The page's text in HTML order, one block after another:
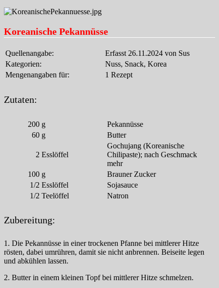
Koreanische Pekannüsse
Quellenangabe:
Erfasst 26.11.2024 von Sus
Kategorien:
Nuss, Snack, Korea
Mengenangaben für:
1 Rezept
Zutaten:
200 g
Pekannüsse
60 g Butter
2 Esslöffel
Gochujang (Koreanische
Chilipaste); nach Geschmack
mehr
100 g
Brauner Zucker
1/2 Esslöffel
Sojasauce
1/2 Teelöffel Natron
Zubereitung:
1. Die Pekannüsse in einer trockenen Pfanne bei mittlerer Hitze
rösten, dabei umrühren, damit sie nicht anbrennen. Beiseite legen
und abkühlen lassen.
2. Butter in einem kleinen Topf bei mittlerer Hitze schmelzen.